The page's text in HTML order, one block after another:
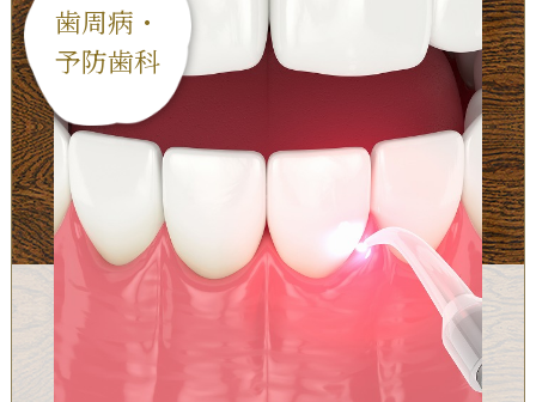
歯周病・
予防歯科